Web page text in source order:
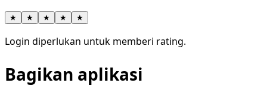
★ ★ ★ ★ ★
Login diperlukan untuk memberi rating.
Bagikan aplikasi